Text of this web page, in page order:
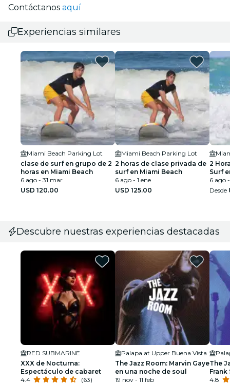
Contáctanos aquí
Experiencias similares
Miami Beach Parking Lot
clase de surf en grupo de 2
horas en Miami Beach
6 ago - 31 mar
USD 120.00
Miami Beach Parking Lot
2 horas de clase privada de
surf en Miami Beach
6 ago - 1 ene
USD 125.00
2
Surf
6 ago
Desde
Descubre nuestras experiencias destacadas
RED SUBMARINE
XXX de Nocturna:
Espectáculo de cabaret
4.4
(63)
Palapa at Upper Buena Vista
The Jazz Room: Marvin Gaye
en una noche de soul
19 nov - 11 feb
The
Frank
4.8